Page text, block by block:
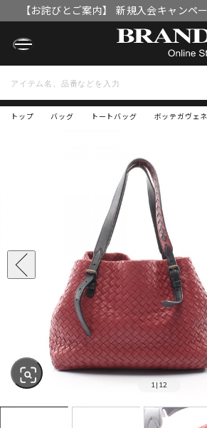
【お詫びとご案内】 新規入会キャンペ
OFFクーポン」付与漏れと補
トップ ボッテガヴェ
バッグ トートバッグ
1 | 12